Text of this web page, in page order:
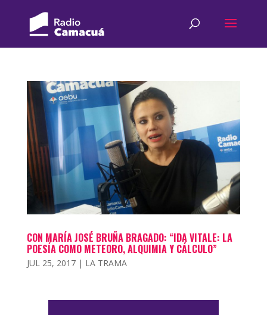
CON MARÍA JOSÉ BRUÑA BRAGADO: “IDA VITALE: LA
POESÍA COMO METEORO, ALQUIMIA Y CÁLCULO”
JUL 25, 2017| LA TRAMA